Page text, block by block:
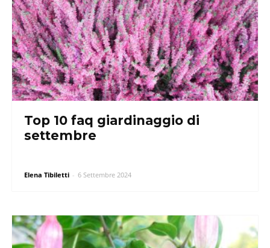
Top 10 faq giardinaggio di
settembre
Elena Tibiletti - 6 Settembre 2024